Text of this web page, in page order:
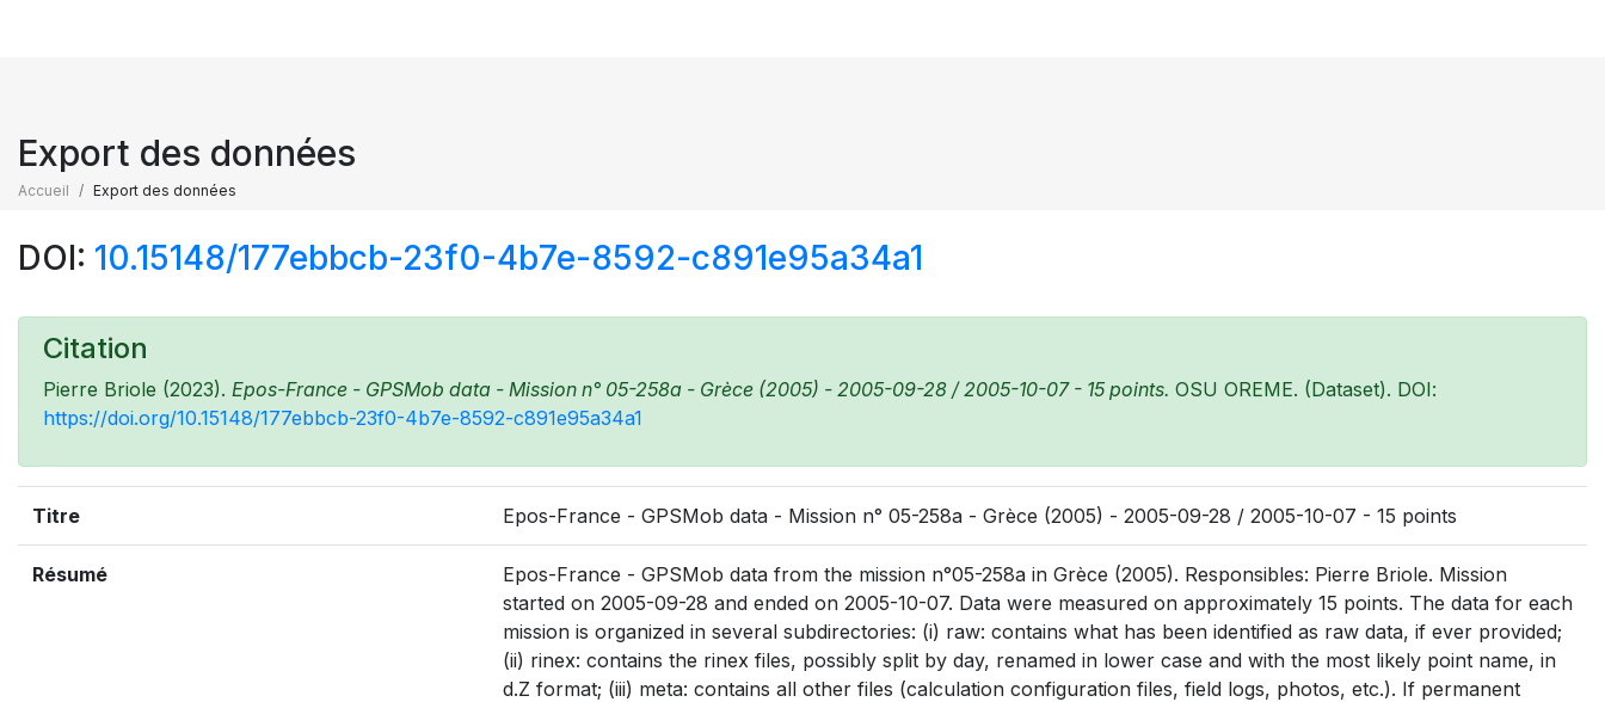
Export des données
Accueil Export des données
DOI: 10.15148/177ebbcb-23f0-4b7e-8592-c891e95a34a1
Citation
Pierre Briole (2023). Epos-France - GPSMob data - Mission n° 05-258a - Grèce (2005) - 2005-09-28 / 2005-10-07 - 15 points. OSU OREME. (Dataset). DOI:
https://doi.org/10.15148/177ebbcb-23f0-4b7e-8592-c891e95a34a1
Titre Epos-France - GPSMob data - Mission n° 05-258a - Grèce (2005) - 2005-09-28 / 2005-10-07 - 15 points
Résumé
Epos-France - GPSMob data from the mission n°05-258a in Grèce (2005). Responsibles: Pierre Briole. Mission
started on 2005-09-28 and ended on 2005-10-07. Data were measured on approximately 15 points. The data for each
mission is organized in several subdirectories: (i) raw: contains what has been identified as raw data, if ever provided;
(ii) rinex: contains the rinex files, possibly split by day, renamed in lower case and with the most likely point name, in
d.Z format; (iii) meta: contains all other files (calculation configuration files, field logs, photos, etc.). If permanent